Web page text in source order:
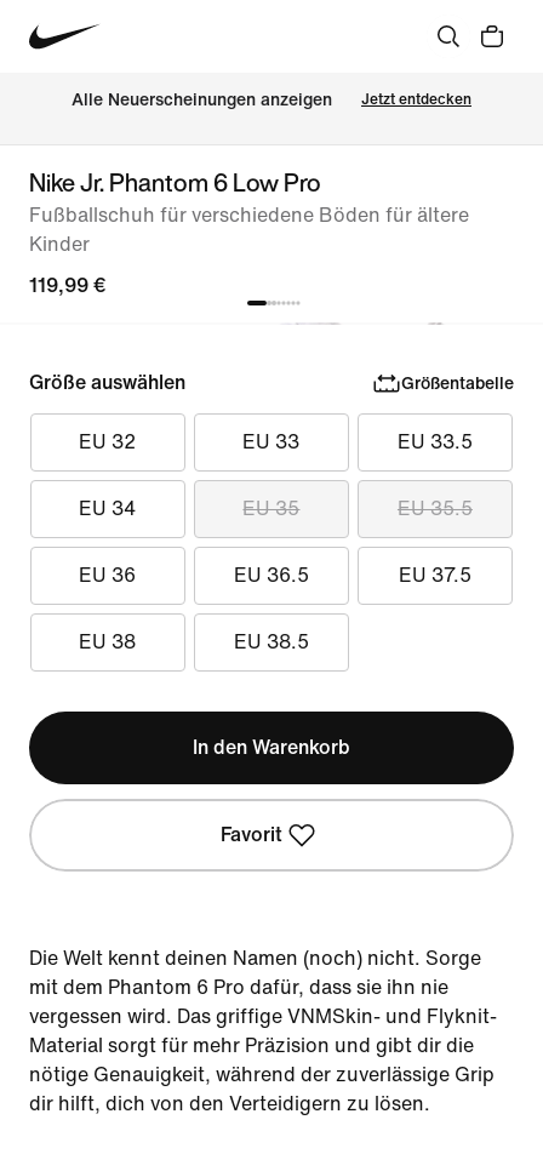
Alle Neuerscheinungen anzeigen Jetzt entdecken
Nike Jr. Phantom 6 Low Pro
Fußballschuh für verschiedene Böden für ältere
Kinder
119,99 €
Größe auswählen Größentabelle
EU 32 EU 33 EU 33.5
EU 34 EU 35 EU 35.5
EU 36 EU 36.5 EU 37.5
EU 38 EU 38.5
In den Warenkorb
Favorit
Die Welt kennt deinen Namen (noch) nicht. Sorge
mit dem Phantom 6 Pro dafür, dass sie ihn nie
vergessen wird. Das griffige VNMSkin- und Flyknit-
Material sorgt für mehr Präzision und gibt dir die
nötige Genauigkeit, während der zuverlässige Grip
dir hilft, dich von den Verteidigern zu lösen.